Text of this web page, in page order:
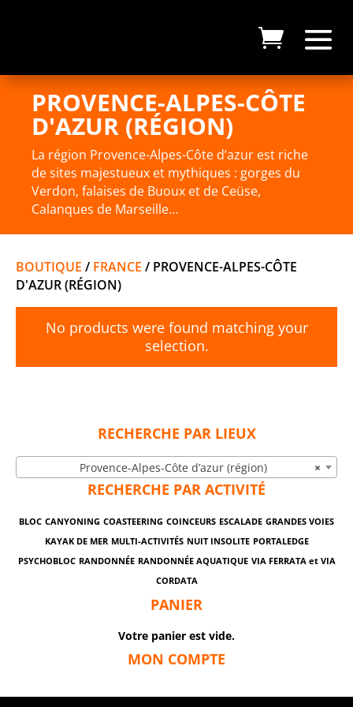
PROVENCE-ALPES-CÔTE
D'AZUR (RÉGION)
La région Provence-Alpes-Côte d’azur est riche
de sites majestueux et mythiques : gorges du
Verdon, falaises de Buoux et de Ceüse,
Calanques de Marseille…
BOUTIQUE / FRANCE / PROVENCE-ALPES-CÔTE
D'AZUR (RÉGION)
No products were found matching your
selection.
RECHERCHE PAR LIEUX
×
Provence-Alpes-Côte d’azur (région)
RECHERCHE PAR ACTIVITÉ
BLOC CANYONING COASTEERING COINCEURS ESCALADE GRANDES VOIES
KAYAK DE MER MULTI-ACTIVITÉS NUIT INSOLITE PORTALEDGE
PSYCHOBLOC RANDONNÉE RANDONNÉE AQUATIQUE VIA FERRATA et VIA
CORDATA
PANIER
Votre panier est vide.
MON COMPTE